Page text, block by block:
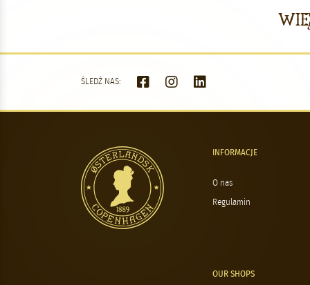
ŚLEDŹ NAS:
INFORMACJE
O nas
Regulamin
OUR SHOPS